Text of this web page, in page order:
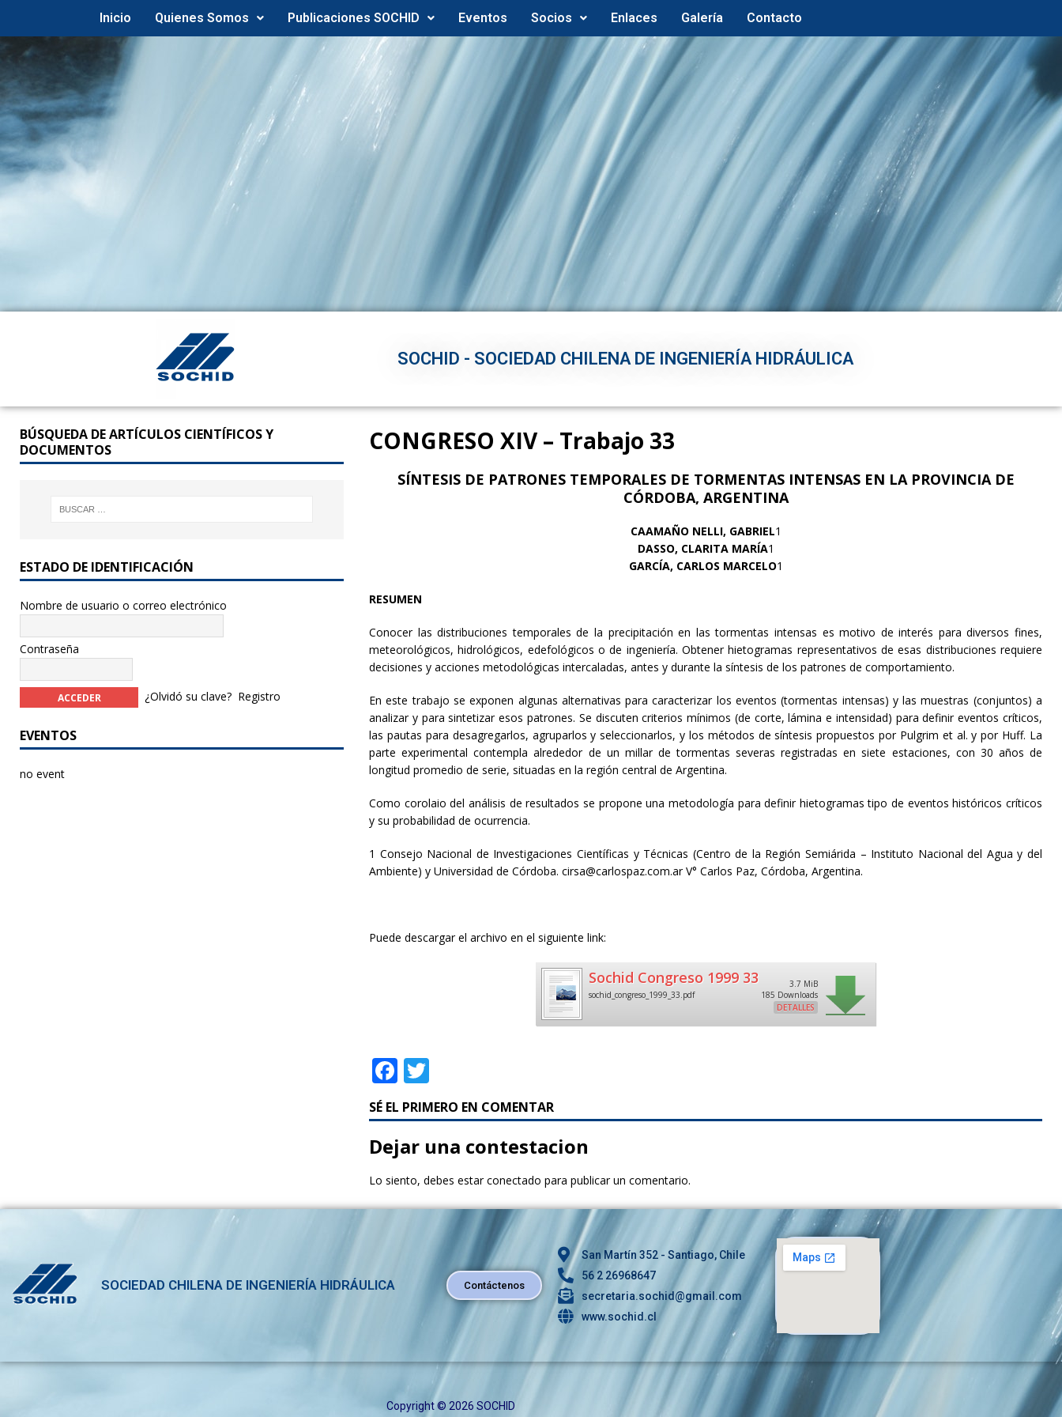
Inicio Quienes Somos Publicaciones SOCHID Eventos Socios Enlaces Galería Contacto
SOCHID - SOCIEDAD CHILENA DE INGENIERÍA HIDRÁULICA
CONGRESO XIV – Trabajo 33
SÍNTESIS DE PATRONES TEMPORALES DE TORMENTAS INTENSAS EN LA PROVINCIA DE
CÓRDOBA, ARGENTINA
CAAMAÑO NELLI, GABRIEL1
DASSO, CLARITA MARÍA1
GARCÍA, CARLOS MARCELO1
RESUMEN
Conocer las distribuciones temporales de la precipitación en las tormentas intensas es motivo de interés para diversos fines,
meteorológicos, hidrológicos, edefológicos o de ingeniería. Obtener hietogramas representativos de esas distribuciones requiere
decisiones y acciones metodológicas intercaladas, antes y durante la síntesis de los patrones de comportamiento.
En este trabajo se exponen algunas alternativas para caracterizar los eventos (tormentas intensas) y las muestras (conjuntos) a
analizar y para sintetizar esos patrones. Se discuten criterios mínimos (de corte, lámina e intensidad) para definir eventos críticos,
las pautas para desagregarlos, agruparlos y seleccionarlos, y los métodos de síntesis propuestos por Pulgrim et al. y por Huff. La
parte experimental contempla alrededor de un millar de tormentas severas registradas en siete estaciones, con 30 años de
longitud promedio de serie, situadas en la región central de Argentina.
Como corolaio del análisis de resultados se propone una metodología para definir hietogramas tipo de eventos históricos críticos
y su probabilidad de ocurrencia.
1 Consejo Nacional de Investigaciones Científicas y Técnicas (Centro de la Región Semiárida – Instituto Nacional del Agua y del
Ambiente) y Universidad de Córdoba. cirsa@carlospaz.com.ar V° Carlos Paz, Córdoba, Argentina.
Puede descargar el archivo en el siguiente link:
Sochid Congreso 1999 33
sochid_congreso_1999_33.pdf
3.7 MiB
185 Downloads
DETALLES
F
a
c
e
b
o
w
it
te
r
SÉ EL PRIMERO EN COMENTAR
Dejar una contestacion
Lo siento, debes estarconectado para publicar un comentario.
BÚSQUEDA DE ARTÍCULOS CIENTÍFICOS Y
DOCUMENTOS
ESTADO DE IDENTIFICACIÓN
Nombre de usuario o correo electrónico
Contraseña
¿Olvidó su clave? Registro
EVENTOS
no event
SOCIEDAD CHILENA DE INGENIERÍA HIDRÁULICA Contáctenos
San Martín 352 - Santiago, Chile
56 2 26968647
secretaria.sochid@gmail.com
www.sochid.cl
Copyright © 2026 SOCHID